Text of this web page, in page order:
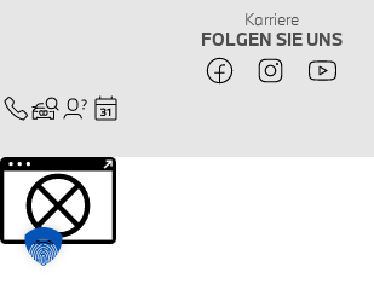
Karriere
FOLGEN SIE UNS
Weitere Informationen über den gesperrten Inhalt.